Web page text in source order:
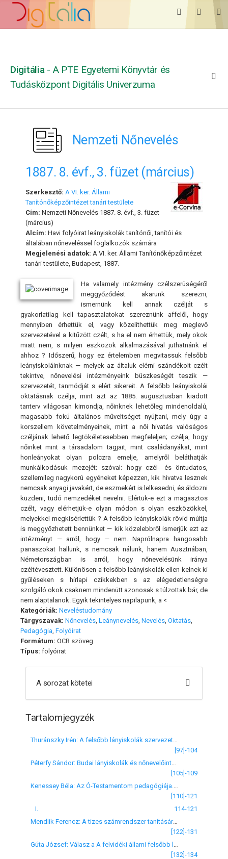
Digitália - A PTE Egyetemi Könyvtár és
Tudásközpont Digitális Univerzuma
Nemzeti Nőnevelés
1887. 8. évf., 3. füzet (március)
Szerkesztő: A VI. ker. Állami
Tanítónőképzőintézet tanári testülete
Cím: Nemzeti Nőnevelés 1887. 8. évf., 3. füzet
(március)
Alcím: Havi folyóirat leányiskolák tanítónői, tanítói és
általában nőneveléssel foglalkozók számára
Megjelenési adatok: A VI. ker. Állami Tanítónőképzőintézet
tanári testülete, Budapest, 1887.
Ha valamely intézmény czélszerüségéről
meggyőződést akarunk szerezni,
ismernünk kell annak czélját s
gyakorlatilag kell tapasztalatokat szereznünk affelől, hogy
mennyiben érhettük el, vagy közelíthettük meg meglevő
szervezetével a kitűzött czélt, s ha el nem érhettük, mely okok
miatt nem, s milyen eszközök alkalmazásával juthatnánk el
ahhoz ? Időszerű, hogy ez értelemben megvitassuk felsőbb
leányiskoláinknak — melyek az általuk elérni szándékolt czélt
tekintve, nőnevelési intézményeink büszkeségét teszik —
szervezetét, tanmódját s elért sikereit. A felsőbb leányiskolái
oktatásnak czélja, mint azt az 1885. augusztusban kiadott
tanterv világosan kimondja, nőinknek lehetőleg mindenoldalú,
magasabb fokú általános műveltséget nyújtani, mely úgy a
korszellem követelményeinek, mint a női hivatás valóságos
czéljának lehető legtökéletesebben megfeleljen; czélja, hogy
nőinket mint a társadalom tagjait, mint családanyákat, mint
honleányokat olyan polczra emelje, amelyről beláthatják
munkálkodásuk mezejét; szóval: hogy czél- és öntudatos,
szellemileg nagykorú egyéneket képezzen, kik hivatva lesznek
nemcsak anyagi javakért, de eszmekért is lelkesedni, és áldozni
küzdeni, tudó nemzedéket nevelni. Elértük-e ezt a magasztos
czélt, vagy elérhetjük-e olyan módon s olyan eszközökkel,
melyekkel megkisérlettük ? A felsőbb leányiskolák rövid múltja
is meggyőzhetett bennünket — kik közelebbről ismerjük ezt az
intézményt — arról, hogy — nem. Naprólnapra hangosabb
panaszokat hallunk, s nemcsak nálunk, hanem Ausztriában,
Németországban is arról, hogy nőnevelésünk iránya
czéltévesztett. Különösen a felsőbb leányiskolák ellen kelnek ki
gyűléseken s hírlapi czikkekben s az elégedetlenségre
szolgáló okok csaknem mindenütt azonosak s túlzottak bár, de
nem alaptalanok. Egyik tekintelyes napilapunk, a <
Kategóriák: Neveléstudomány
Tárgyszavak: Nőnevelés Leánynevelés Nevelés Oktatás
Pedagógia Folyóirat
Formátum: OCR szöveg
Típus: folyóirat
A sorozat kötetei
Tartalomjegyzék
[97]-104
[105]-109
[110]-121
I.
114-121
Mendlik Ferencz: A tizes számrendszer tanításáról a felsőbb lányiskolában
[122]-131
[132]-134